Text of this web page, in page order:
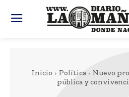
Inicio Política
Nuevo
pública y